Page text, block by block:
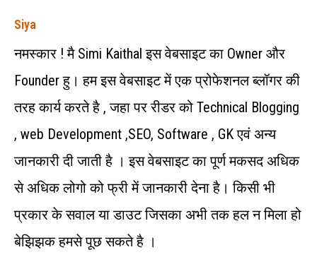
Siya
नमस्कार ! मै Simi Kaithal इस वेबसाइट का Owner और
Founder हु। हम इस वेबसाइट में एक प्रोफेशनल ब्लॉगर की
तरह कार्य करते है , जहा पर रीडर को Technical Blogging
, web Development ,SEO, Software , GK एवं अन्‍य
जानकारी दी जाती है । इस वेबसाइट का पूर्ण मकसद अधिक
से अधिक लोगो को फ्री में जानकारी देना है। किसी भी
प्रकार के सवाल या डाउट जिसका अभी तक हल न मिला हो
बेझिझक हमसे पूछ सकते है ।